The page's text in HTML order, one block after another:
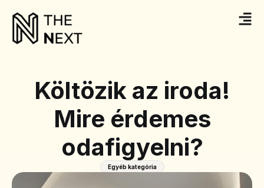
Költözik az iroda!
Mire érdemes
odafigyelni?
Egyéb kategória